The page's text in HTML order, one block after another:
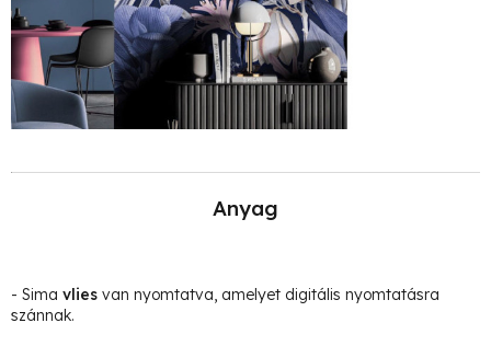
Anyag
- Sima vlies van nyomtatva, amelyet digitális nyomtatásra
szánnak.